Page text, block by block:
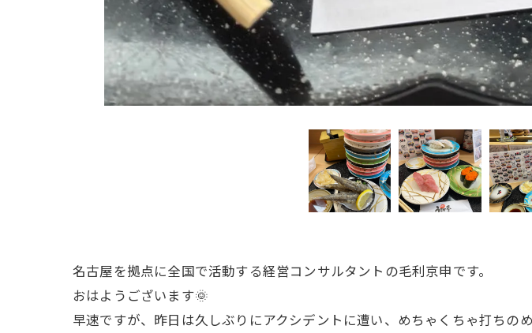
名古屋を拠点に全国で活動する経営コンサルタントの毛利京申です。
おはようございます🌞
早速ですが、昨日は久しぶりにアクシデントに遭い、めちゃくちゃ打ちの